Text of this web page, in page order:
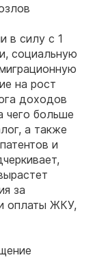
в силу с 1
социальную
на рост
доходов
чего больше
а также
и
за
оплаты ЖКУ,